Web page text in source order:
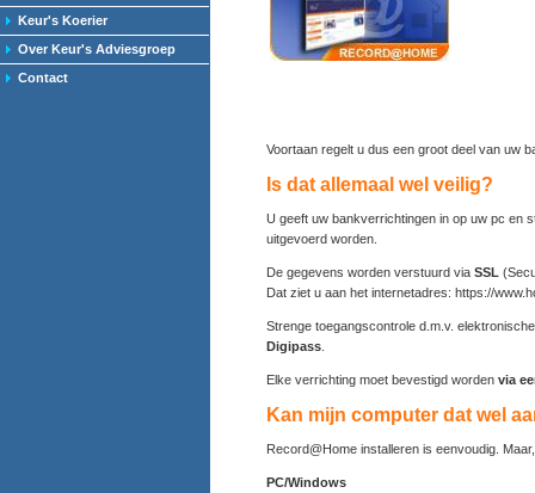
Keur's Koerier
Over Keur's Adviesgroep
Contact
Voortaan regelt u dus een groot deel van uw
Is dat allemaal wel veilig?
U geeft uw bankverrichtingen in op uw pc en
uitgevoerd worden.
De gegevens worden verstuurd via SSL
Dat ziet u aan het internetadres: https://
Strenge toegangscontrole d.m.v.
Digipass
Elke verrichting moet bevestigd worden via
Kan mijn computer dat wel
Record@Home installeren is eenvoudig.
PC/Windows